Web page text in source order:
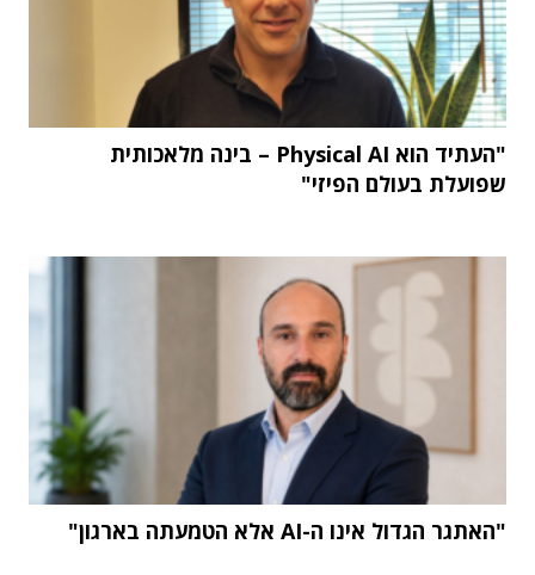
"העתיד הוא Physical AI – בינה מלאכותית
שפועלת בעולם הפיזי"
"האתגר הגדול אינו ה-AI אלא הטמעתה בארגון"